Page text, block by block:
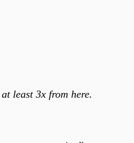
least 3x from here.